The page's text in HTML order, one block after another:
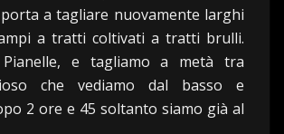
a tagliare nuovamente larghi
a tratti coltivati a tratti brulli.
Pianelle, e tagliamo a metà tra
che vediamo dal basso e
2 ore e 45 soltanto siamo già al